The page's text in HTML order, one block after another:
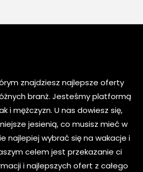
znajdziesz najlepsze oferty
branż. Jesteśmy platformą
i mężczyzn. U nas dowiesz się,
jesienią, co musisz mieć w
najlepiej wybrać się na wakacje i
celem jest przekazanie ci
i najlepszych ofert z całego